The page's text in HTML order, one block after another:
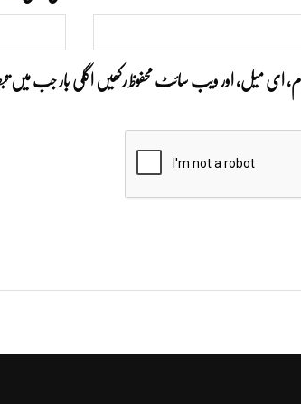
نام، ای میل، اور ویب سائٹ محفوظ رکھیں اگلی بار جب میں